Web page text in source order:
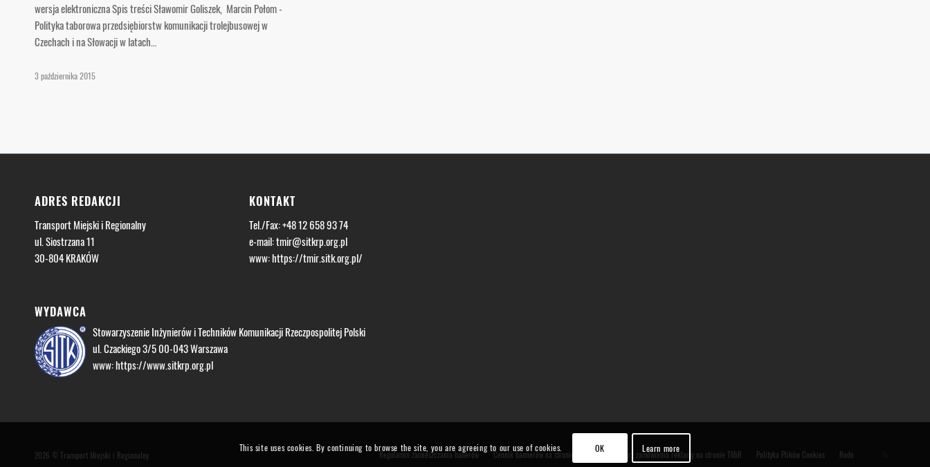
wersja elektroniczna Spis treści Sławomir Goliszek, Marcin Połom -
Polityka taborowa przedsiębiorstw komunikacji trolejbusowej w
Czechach i na Słowacji w latach…
3 października 2015
ADRES REDAKCJI
Transport Miejski i Regionalny
ul. Siostrzana 11
30-804 KRAKÓW
KONTAKT
Tel./Fax: +48 12 658 93 74
e-mail:tmir@sitkrp.org.pl
www:https://tmir.sitk.org.pl/
WYDAWCA
Stowarzyszenie Inżynierów i Techników Komunikacji Rzeczpospolitej Polski
ul. Czackiego 3/5 00-043 Warszawa
www:https://www.sitkrp.org.pl
2026 © Transport Miejski i Regionalny Regulamin zamieszczania banerów Cennik bannerów na stronie TMiR Formularz zamówienia reklamy na stronie TMiR Polityka Plików Cookies Rodo
This site uses cookies. By continuing to browse the site, you are agreeing to our use of cookies. OK Learn more